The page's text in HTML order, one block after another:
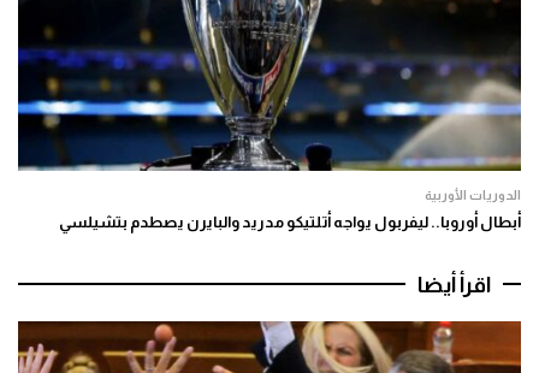
الدوريات الأوربية
أبطال أوروبا.. ليفربول يواجه أتلتيكو مدريد والبايرن يصطدم بتشيلسي
اقرأ أيضا